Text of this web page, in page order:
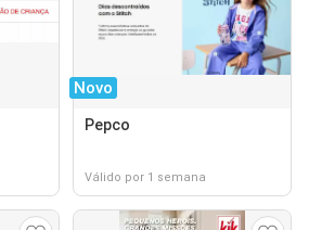
Novo
Pepco
Válido por 1 semana